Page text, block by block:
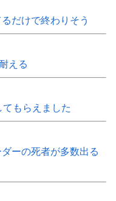
だけで終わりそう
える
もらえました
ーの死者が多数出る